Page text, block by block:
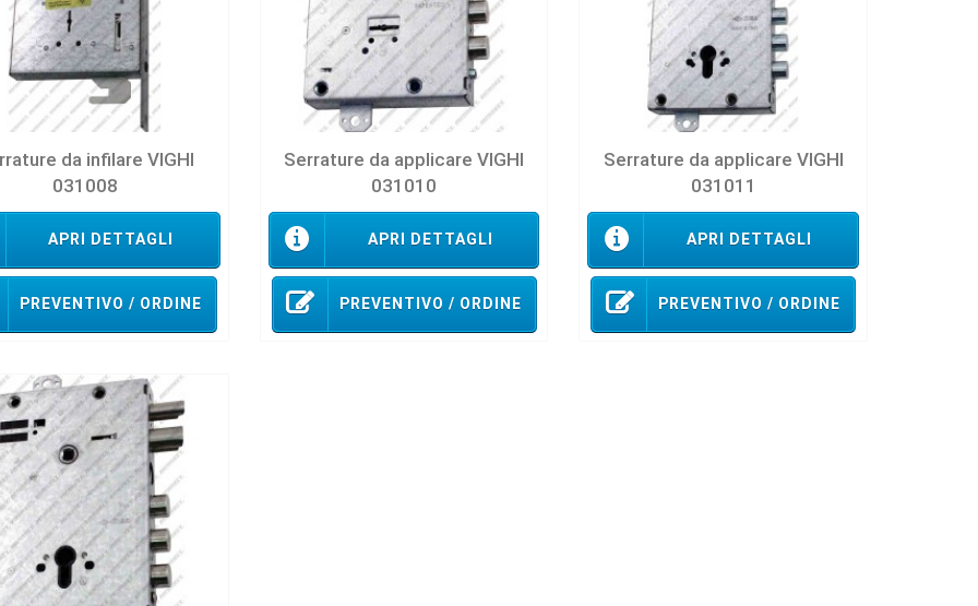
da infilare VIGHI
031008
APRI DETTAGLI
PREVENTIVO / ORDINE
Serrature da applicare VIGHI
031010
APRI DETTAGLI
PREVENTIVO / ORDINE
Serrature da applicare VIGHI
031011
APRI DETTAGLI
PREVENTIVO / ORDINE